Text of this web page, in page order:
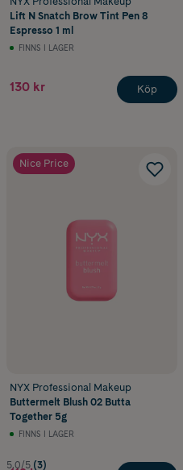
Lift N Snatch Brow Tint Pen 8
Espresso 1 ml
FINNS I LAGER
130 kr Köp
Nice Price
NYX Professional Makeup
Buttermelt Blush 02 Butta
Together 5g
FINNS I LAGER
5.0/5 (3)